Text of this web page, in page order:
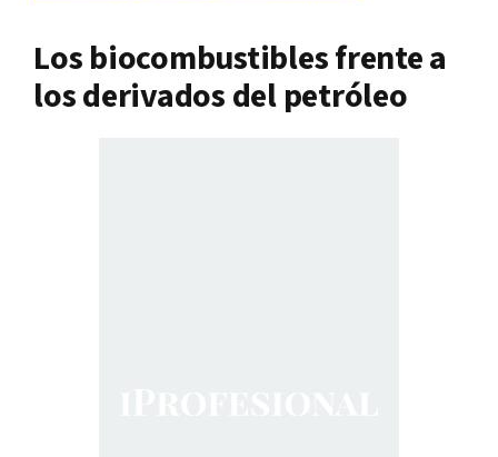
Los biocombustibles frente a
los derivados del petróleo